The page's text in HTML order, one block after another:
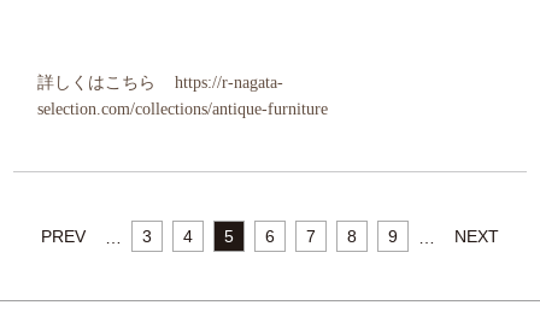
詳しくはこちら
https://r-nagata-
selection.com/collections/antique-furniture
PREV 3 4 5 6 7 8 9 NEXT